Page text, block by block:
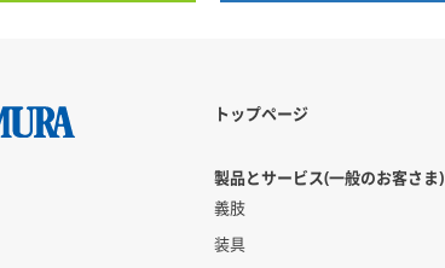
トップページ
製品とサービス(一般のお客さま)
義肢
装具